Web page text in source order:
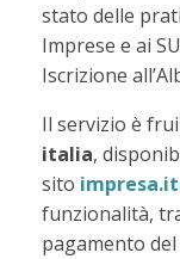
stato delle
Imprese e ai
Iscrizione
Il servizio è
italia,
sito
funzionalità,
pagamento del